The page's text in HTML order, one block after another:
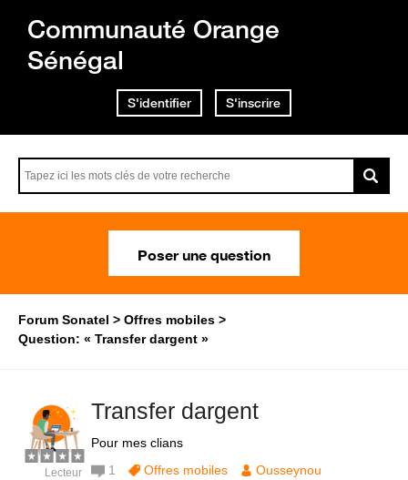
Communauté Orange
Sénégal
S'identifier S'inscrire
Poser une question
Forum Sonatel
Offres mobiles
Question: « Transfer dargent »
Transfer dargent
Pour mes clians
Lecteur 1 Offres mobiles
Ousseynou